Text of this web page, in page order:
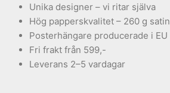
Unika designer – vi ritar själva
Hög papperskvalitet – 260 g satin
Posterhängare producerade i EU
Fri frakt från 599,-
Leverans 2–5 vardagar